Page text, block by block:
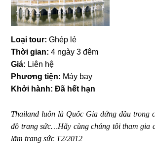
Loại tour:Ghép lẻ
Thời gian:4 ngày 3 đêm
Giá: Liên hệ
Phương tiện: Máy bay
Khởi hành: Đã hết hạn
Thailand luôn là Quốc Gia đứng đầu trong
đồ trang sức…Hãy cùng chúng tôi tham gia
lãm trang sức T2/2012